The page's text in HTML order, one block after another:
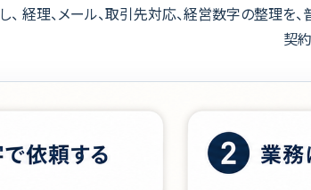
し、 経理、メール、取引先対応、経営数字の整理を
契